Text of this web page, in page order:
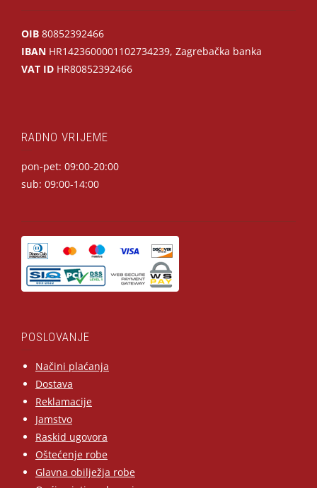
OIB 80852392466
IBAN HR1423600001102734239, Zagrebačka banka
VAT ID HR80852392466
RADNO VRIJEME
pon-pet: 09:00-20:00
sub: 09:00-14:00
POSLOVANJE
Načini plaćanja
Dostava
Reklamacije
Jamstvo
Raskid ugovora
Oštećenje robe
Glavna obilježja robe